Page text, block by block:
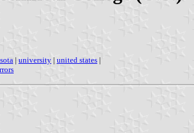
| university | united states |